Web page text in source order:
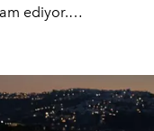
ediyor.
Beverage çeşitleri
lezzet katıyor.